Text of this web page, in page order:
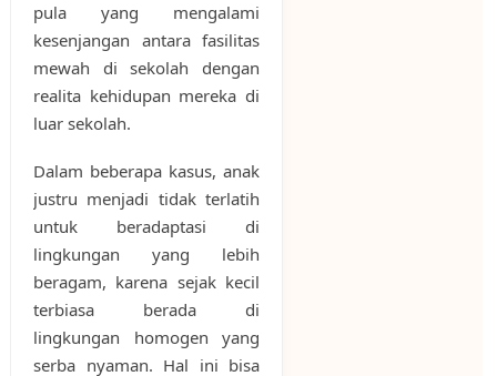
pula yang mengalami
kesenjangan antara fasilitas
mewah di sekolah dengan
realita kehidupan mereka di
luar sekolah.
Dalam beberapa kasus, anak
justru menjadi tidak terlatih
untuk beradaptasi di
lingkungan yang lebih
beragam, karena sejak kecil
terbiasa berada di
lingkungan homogen yang
serba nyaman. Hal ini bisa